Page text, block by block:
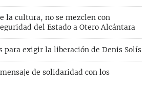
la cultura, no se mezclen con
del Estado a Otero Alcántara
para exigir la liberación de Denis Solís
de solidaridad con los